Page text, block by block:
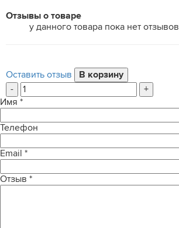
Отзывы о товаре
у данного товара пока нет отзывов
Оставить отзыв
-
+
Имя *
Телефон
Email *
Отзыв *